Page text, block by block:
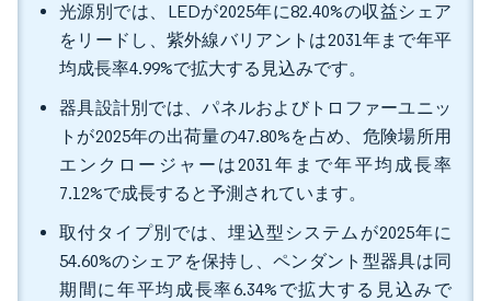
光源別では、LEDが2025年に82.40%の収益シェア
をリードし、紫外線バリアントは2031年まで年平
均成長率4.99%で拡大する見込みです。
器具設計別では、パネルおよびトロファーユニッ
トが2025年の出荷量の47.80%を占め、危険場所用
エンクロージャーは2031年まで年平均成長率
7.12%で成長すると予測されています。
取付タイプ別では、埋込型システムが2025年に
54.60%のシェアを保持し、ペンダント型器具は同
期間に年平均成長率6.34%で拡大する見込みで